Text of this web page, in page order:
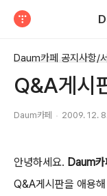
Daum카페 공지사항/
Q&A게시
Daum카페 2009. 12.
안녕하세요. Daum카
Q&A게시판을 애용